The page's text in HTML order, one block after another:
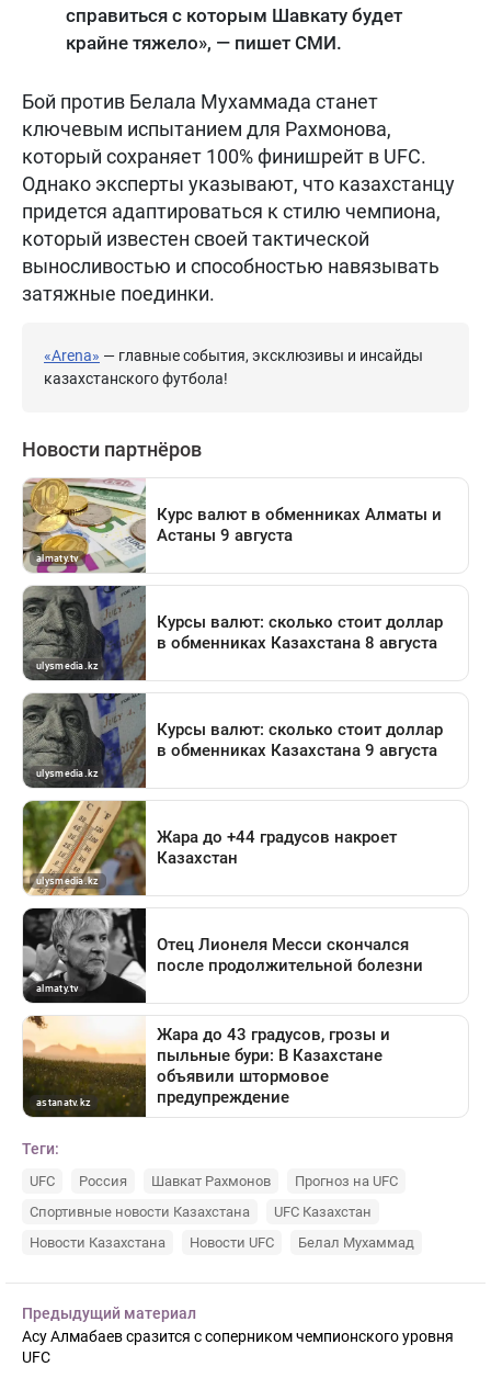
справиться с которым Шавкату будет
крайне тяжело», — пишет СМИ.
Бой против Белала Мухаммада станет
ключевым испытанием для Рахмонова,
который сохраняет 100% финишрейт в UFC.
Однако эксперты указывают, что казахстанцу
придется адаптироваться к стилю чемпиона,
который известен своей тактической
выносливостью и способностью навязывать
затяжные поединки.
«Arena» — главные события, эксклюзивы и инсайды
казахстанского футбола!
Теги:
UFC Россия Шавкат Рахмонов
Прогноз на UFC
Спортивные новости Казахстана
UFC Казахстан
Новости Казахстана
Новости UFC Белал Мухаммад
Предыдущий материал
Асу Алмабаев сразится с соперником чемпионского уровня
UFC